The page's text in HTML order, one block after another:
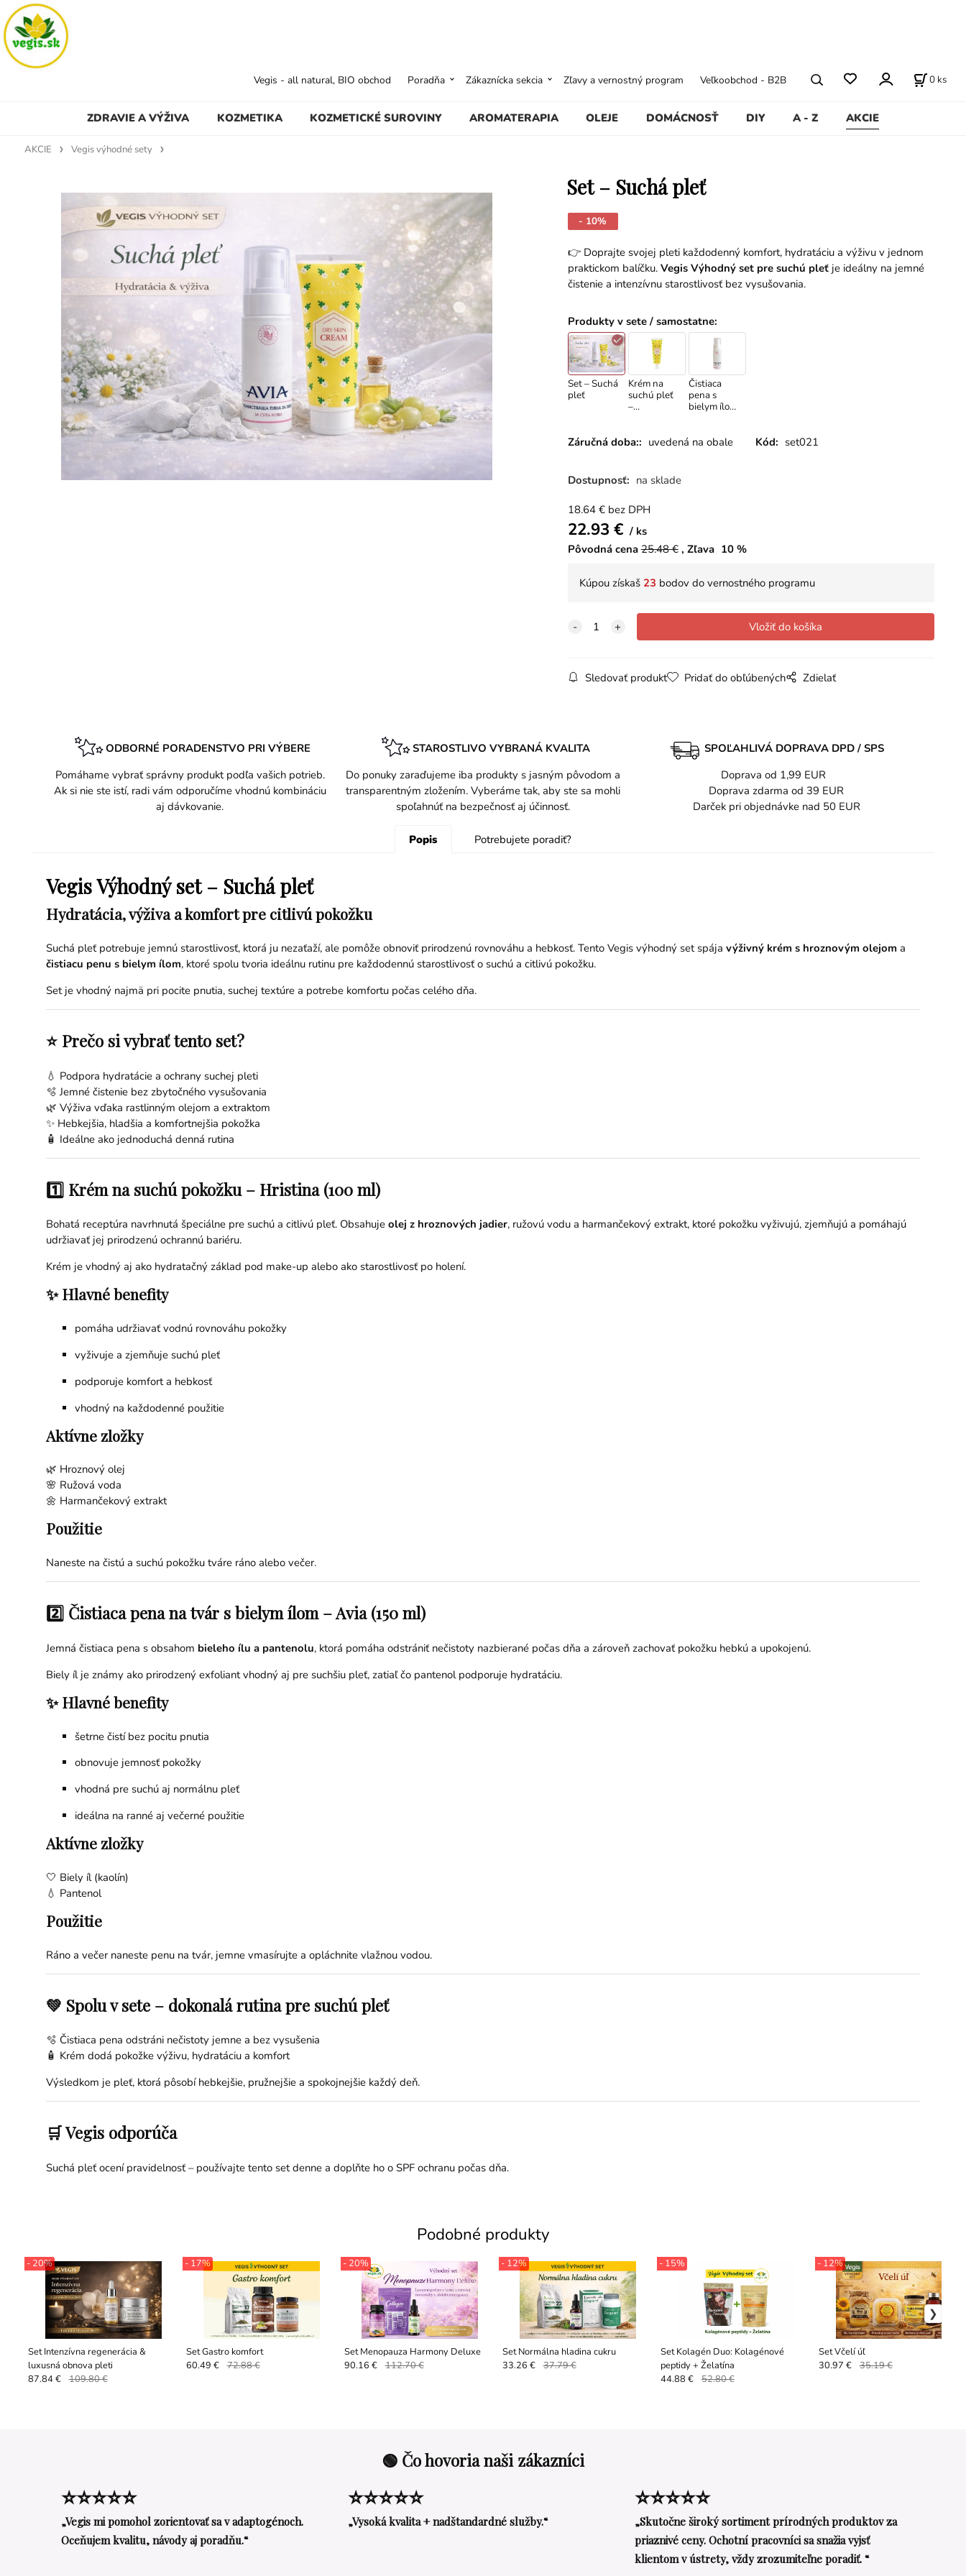
ZDRAVIE A VÝŽIVA KOZMETIKA KOZMETICKÉ SUROVINY AROMATERAPIA OLEJE DOMÁCNOSŤ DIY A - Z AKCIE
Vegis - all natural, BIO obchod Poradňa Zákaznícka sekcia Zľavy a vernostný program Veľkoobchod - B2B 0 ks
AKCIE Vegis výhodné sety
Set – Suchá pleť
- 10%
👉 Doprajte svojej pleti každodenný komfort, hydratáciu a výživu v jednom
praktickom balíčku. Vegis Výhodný set pre suchú pleťje ideálny na jemné
čistenie a intenzívnu starostlivosť bez vysušovania.
Produkty v sete / samostatne:
Set – Suchá
pleť
Krém na
suchú pleť
–
pokožky
Čistiaca
pena s
bielym ílom
Záručná doba:: uvedená na obale Kód: set021
Dostupnosť: na sklade
18.64€ bez DPH
22.93 €
ks
Pôvodná cena 25.48€ Zľava 10%
Kúpou získaš 23 bodov do vernostného programu
Sledovať produkt Pridať do obľúbených Zdielať
ODBORNÉ PORADENSTVO PRI VÝBERE
Pomáhame vybrať správny produkt podľa vašich potrieb.
Ak si nie ste istí, radi vám odporučíme vhodnú kombináciu
aj dávkovanie.
STAROSTLIVO VYBRANÁ KVALITA
Do ponuky zaraďujeme iba produkty s jasným pôvodom a
transparentným zložením. Vyberáme tak, aby ste sa mohli
spoľahnúť na bezpečnosť aj účinnosť.
SPOĽAHLIVÁ DOPRAVA DPD / SPS
Doprava od 1,99 EUR
Doprava zdarma od 39 EUR
Darček pri objednávke nad 50 EUR
Popis Potrebujete poradiť?
Vegis Výhodný set – Suchá pleť
Hydratácia, výživa a komfort pre citlivú pokožku
Suchá pleť potrebuje jemnú starostlivosť, ktorá ju nezaťaží, ale pomôže obnoviť prirodzenú rovnováhu a hebkosť. Tento Vegis výhodný set spája výživný krém s hroznovým olejom a
čistiacu penu s bielym ílom, ktoré spolu tvoria ideálnu rutinu pre každodennú starostlivosť o suchú a citlivú pokožku.
Set je vhodný najmä pri pocite pnutia, suchej textúre a potrebe komfortu počas celého dňa.
⭐ Prečo si vybrať tento set?
💧 Podpora hydratácie a ochrany suchej pleti
🫧 Jemné čistenie bez zbytočného vysušovania
🌿 Výživa vďaka rastlinným olejom a extraktom
✨ Hebkejšia, hladšia a komfortnejšia pokožka
🧴 Ideálne ako jednoduchá denná rutina
1️⃣ Krém na suchú pokožku – Hristina (100 ml)
Bohatá receptúra navrhnutá špeciálne pre suchú a citlivú pleť. Obsahuje olej z hroznových jadier, ružovú vodu a harmančekový extrakt, ktoré pokožku vyživujú, zjemňujú a pomáhajú
udržiavať jej prirodzenú ochrannú bariéru.
Krém je vhodný aj ako hydratačný základ pod make-up alebo ako starostlivosť po holení.
✨ Hlavné benefity
pomáha udržiavať vodnú rovnováhu pokožky
vyživuje a zjemňuje suchú pleť
podporuje komfort a hebkosť
vhodný na každodenné použitie
Aktívne zložky
🌿 Hroznový olej
🌸 Ružová voda
🌼 Harmančekový extrakt
Použitie
Naneste na čistú a suchú pokožku tváre ráno alebo večer.
2️⃣ Čistiaca pena na tvár s bielym ílom – Avia (150 ml)
Jemná čistiaca pena s obsahom bieleho ílu a pantenolu, ktorá pomáha odstrániť nečistoty nazbierané počas dňa a zároveň zachovať pokožku hebkú a upokojenú.
Biely íl je známy ako prirodzený exfoliant vhodný aj pre suchšiu pleť, zatiaľ čo pantenol podporuje hydratáciu.
✨ Hlavné benefity
šetrne čistí bez pocitu pnutia
obnovuje jemnosť pokožky
vhodná pre suchú aj normálnu pleť
ideálna na ranné aj večerné použitie
Aktívne zložky
🤍 Biely íl (kaolín)
💧 Pantenol
Použitie
Ráno a večer naneste penu na tvár, jemne vmasírujte a opláchnite vlažnou vodou.
💚 Spolu v sete – dokonalá rutina pre suchú pleť
🫧 Čistiaca pena odstráni nečistoty jemne a bez vysušenia
🧴 Krém dodá pokožke výživu, hydratáciu a komfort
Výsledkom je pleť, ktorá pôsobí hebkejšie, pružnejšie a spokojnejšie každý deň.
🛒 Vegis odporúča
Suchá pleť ocení pravidelnosť – používajte tento set denne a doplňte ho o SPF ochranu počas dňa.
Podobné produkty
Set Intenzívna regenerácia &
luxusná obnova pleti
- 20%
87.84 € 109.80 €
Set Gastro komfort
- 17%
60.49 € 72.88 €
Set Menopauza Harmony Deluxe
- 20%
90.16 € 112.70 €
Set Normálna hladina cukru
- 12%
33.26 € 37.79 €
Set Kolagén Duo: Kolagénové
peptidy + Želatína
- 15%
44.88 € 52.80 €
Set Včelí úľ
- 12%
30.97 € 35.19 €
🟢 Čo hovoria naši zákazníci
⭐⭐⭐⭐⭐
„Vegis mi pomohol zorientovať sa v adaptogénoch.
Oceňujem kvalitu, návody aj poradňu.“
⭐⭐⭐⭐⭐
„Vysoká kvalita + nadštandardné služby.“
⭐⭐⭐⭐⭐
„Skutočne široký sortiment prírodných produktov za
priaznivé ceny. Ochotní pracovníci sa snažia vyjsť
klientom v ústrety, vždy zrozumiteľne poradiť. “